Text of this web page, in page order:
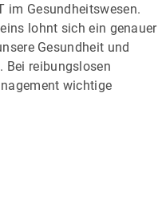
im Gesundheitswesen.
lohnt sich ein genauer
Gesundheit und
Bei reibungslosen
wichtige